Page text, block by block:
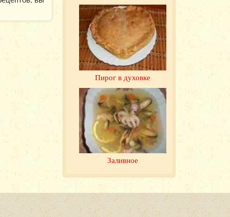
Пирог в духовке
Заливное